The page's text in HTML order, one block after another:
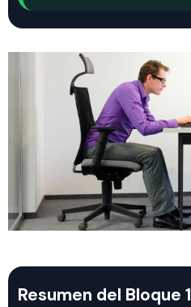
Resumen del Bloque 1